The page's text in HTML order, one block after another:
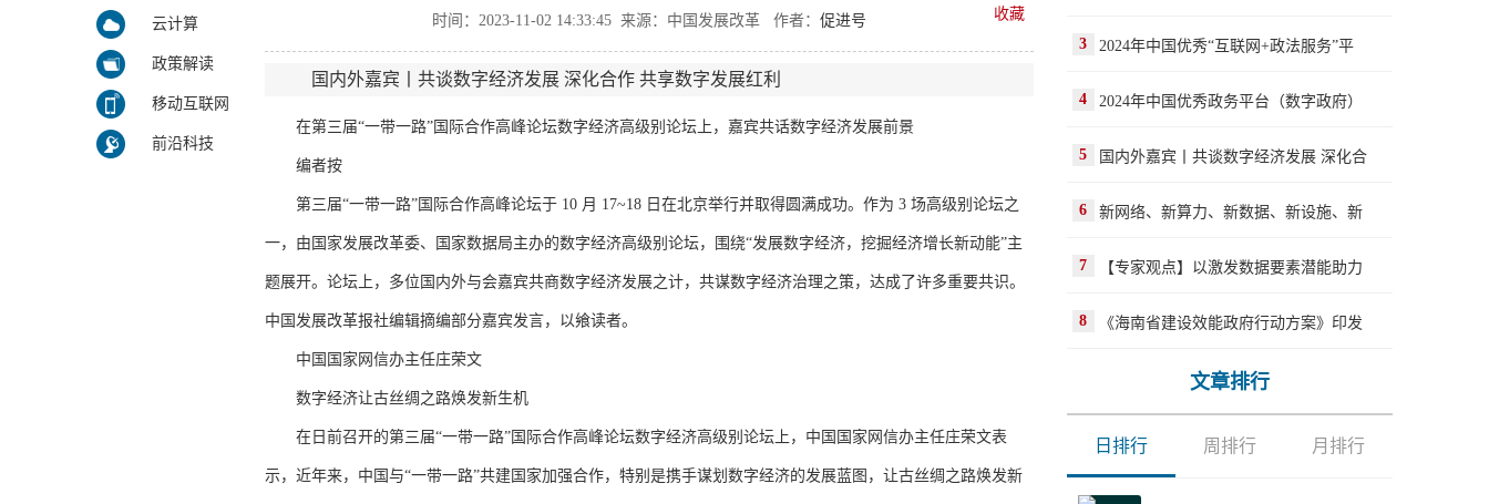
云计算
政策解读
移动互联网
前沿科技
时间：2023-11-02 14:33:45 来源：中国发展改革 作者： 促进号 收藏
国内外嘉宾丨共谈数字经济发展 深化合作 共享数字发展红利
在第三届“一带一路”国际合作高峰论坛数字经济高级别论坛上，嘉宾共话数字经济发展前景
编者按
第三届“一带一路”国际合作高峰论坛于 10 月 17~18 日在北京举行并取得圆满成功。作为 3 场高级别论坛之
一，由国家发展改革委、国家数据局主办的数字经济高级别论坛，围绕“发展数字经济，挖掘经济增长新动能”主
题展开。论坛上，多位国内外与会嘉宾共商数字经济发展之计，共谋数字经济治理之策，达成了许多重要共识。
中国发展改革报社编辑摘编部分嘉宾发言，以飨读者。
中国国家网信办主任庄荣文
数字经济让古丝绸之路焕发新生机
在日前召开的第三届“一带一路”国际合作高峰论坛数字经济高级别论坛上，中国国家网信办主任庄荣文表
示，近年来，中国与“一带一路”共建国家加强合作，特别是携手谋划数字经济的发展蓝图，让古丝绸之路焕发新
3 2024年中国优秀“互联网+政法服务”平
4 2024年中国优秀政务平台（数字政府）
5 国内外嘉宾丨共谈数字经济发展 深化合
6 新网络、新算力、新数据、新设施、新
7 【专家观点】以激发数据要素潜能助力
8 《海南省建设效能政府行动方案》印发
文章排行
日排行 周排行 月排行